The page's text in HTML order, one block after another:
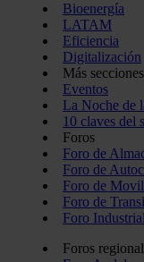
Bioenergía
LATAM
Eficiencia
Digitalización
Más secciones
Eventos
La Noche de
10 claves del
Foros
Foro de
Foro de
Foro de
Foro de
Foro Industrial
Foros